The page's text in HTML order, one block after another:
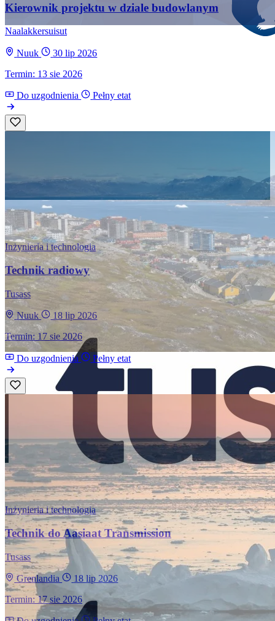
Kierownik projektu w dziale budowlanym
Naalakkersuisut
Nuuk
30 lip 2026
Termin: 13 sie 2026
Do uzgodnienia Pełny etat
Inżynieria i technologia
Technik radiowy
Tusass
Nuuk
18 lip 2026
Termin: 17 sie 2026
Do uzgodnienia Pełny etat
Inżynieria i technologia
Technik do Aasiaat Transmission
Tusass
Grenlandia
18 lip 2026
Termin: 17 sie 2026